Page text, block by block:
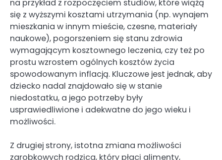
na przykład z rozpoczęciem studiów, które wiążą
się z wyższymi kosztami utrzymania (np. wynajem
mieszkania w innym mieście, czesne, materiały
naukowe), pogorszeniem się stanu zdrowia
wymagającym kosztownego leczenia, czy też po
prostu wzrostem ogólnych kosztów życia
spowodowanym inflacją. Kluczowe jest jednak, aby
dziecko nadal znajdowało się w stanie
niedostatku, a jego potrzeby były
usprawiedliwione i adekwatne do jego wieku i
możliwości.
Z drugiej strony, istotna zmiana możliwości
zarobkowych rodzica, który płaci alimenty,